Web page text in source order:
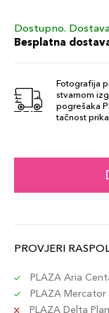
8
Šifra artikla
15
Šifra artikla
12
Dostupno.
Besplatna
Fotografija
stvarnom
pogrešaka
tačnost
PROVJERI
PLAZA Aria
PLAZA Mercator
PLAZA Delta